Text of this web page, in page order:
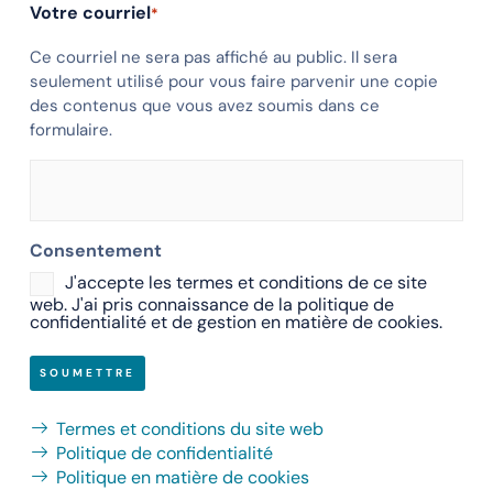
Votre courriel*
Ce courriel ne sera pas affiché au public. Il sera
seulement utilisé pour vous faire parvenir une copie
des contenus que vous avez soumis dans ce
formulaire.
Consentement
J'accepte les termes et conditions de ce site
web. J'ai pris connaissance de la politique de
confidentialité et de gestion en matière de cookies.
Termes et conditions du site web
Politique de confidentialité
Politique en matière de cookies